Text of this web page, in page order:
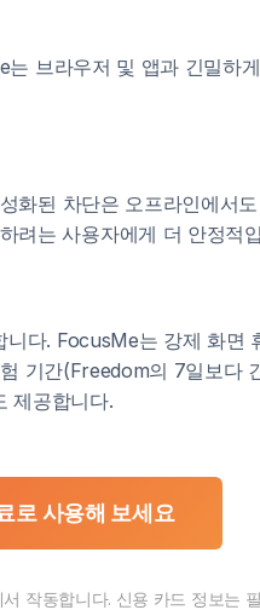
브라우저 및 앱과 긴밀하
된 차단은 오프라인에서
려는 사용자에게 더 안정적
다. FocusMe는 강제 화면
기간(Freedom의 7일보다
제공합니다.
로 사용해 보세요
작동합니다. 신용 카드 정보는